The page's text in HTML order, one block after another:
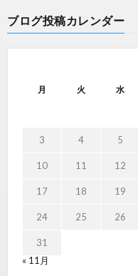
ブログ投稿カレンダー
月 火 水
3 4 5
10 11 12
17 18 19
24 25 26
31
« 11月